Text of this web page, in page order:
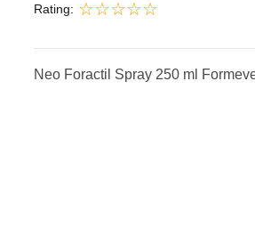
Rating:
Neo Foractil Spray 250 ml